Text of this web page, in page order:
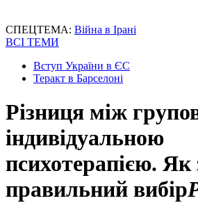
СПЕЦТЕМА: Війна в Ірані
ВСІ ТЕМИ
Вступ України в ЄС
Теракт в Барселоні
Різниця між
індивідуальною
психотерапією. Як
правильний вибір